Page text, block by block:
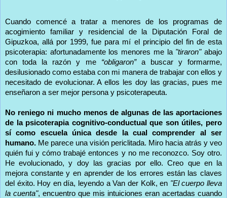
Cuando comencé a tratar a menores de los programas de
acogimiento familiar y residencial de la Diputación Foral de
Gipuzkoa, allá por 1999, fue para mí el principio del fin de esta
psicoterapia: afortunadamente los menores me la "tiraron"abajo
con toda la razón y me “obligaron”a buscar y formarme,
desilusionado como estaba con mi manera de trabajar con ellos y
necesitado de evolucionar. A ellos les doy las gracias, pues me
enseñaron a ser mejor persona y psicoterapeuta.
No reniego ni mucho menos de algunas de las aportaciones
de la psicoterapia cognitivo-conductual que son útiles, pero
sí como escuela única desde la cual comprender al ser
humano. Me parece una visión periclitada. Miro hacia atrás y veo
quién fui y cómo trabajé entonces y no me reconozco. Soy otro.
He evolucionado, y doy las gracias por ello. Creo que en la
mejora constante y en aprender de los errores están las claves
del éxito. Hoy en día, leyendo a Van der Kolk, en "El cuerpo lleva
la cuenta", encuentro que mis intuiciones eran acertadas cuando